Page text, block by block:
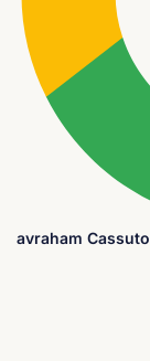
avraham Cassuto